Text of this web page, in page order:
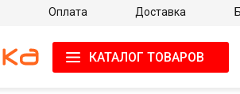
Оплата Доставка
КАТАЛОГ ТОВАРОВ